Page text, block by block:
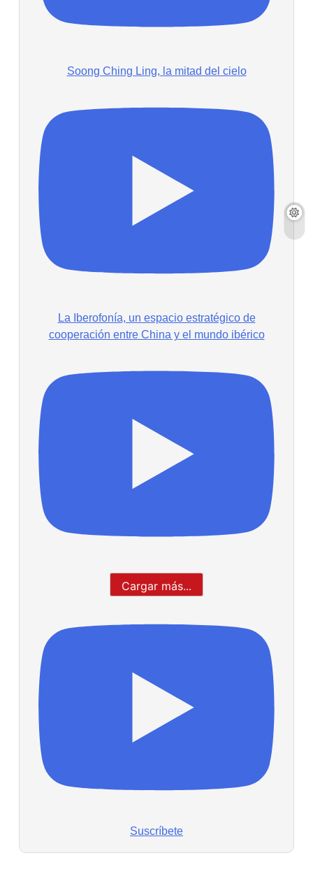
Soong Ching Ling, la mitad del cielo
La Iberofonía, un espacio estratégico de
cooperación entre China y el mundo ibérico
Cargar más...
Suscríbete